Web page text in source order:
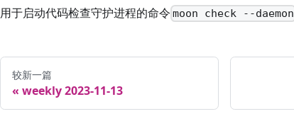
用于启动代码检查守护进程的命令 moon check --daemon
较新一篇
weekly 2023-11-13